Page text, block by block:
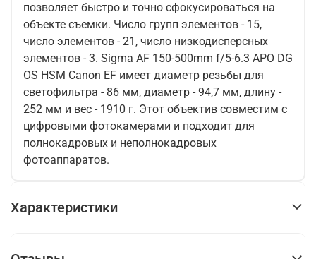
позволяет быстро и точно сфокусироваться на
объекте съемки. Число групп элементов - 15,
число элементов - 21, число низкодисперсных
элементов - 3. Sigma AF 150-500mm f/5-6.3 APO DG
OS HSM Canon EF имеет диаметр резьбы для
светофильтра - 86 мм, диаметр - 94,7 мм, длину -
252 мм и вес - 1910 г. Этот объектив совместим с
цифровыми фотокамерами и подходит для
полнокадровых и неполнокадровых
фотоаппаратов.
Характеристики